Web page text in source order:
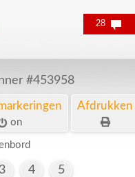
#453958
on
Afdrukken
3 4 5
28